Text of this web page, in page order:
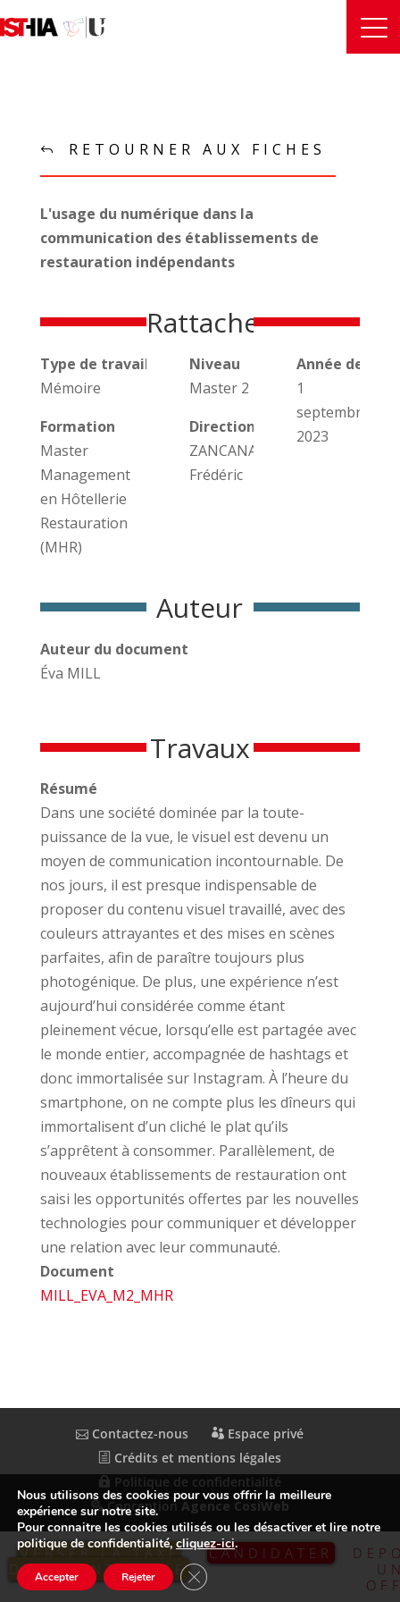
VERSER LA TAXE
D’APPRENTISSAGE
CANDIDATER
RETOURNER AUX FICHES
L'usage du numérique dans la
communication des établissements de
restauration indépendants
Rattachements
Type de travail universitaire
Mémoire
Formation
Master
Management
en Hôtellerie
Restauration
(MHR)
Niveau
Master 2
Direction des travaux
ZANCANARO
Frédéric
Année de
1
septembre
2023
Auteur
Auteur du document
Éva MILL
Travaux
Résumé
Dans une société dominée par la toute-
puissance de la vue, le visuel est devenu un
moyen de communication incontournable. De
nos jours, il est presque indispensable de
proposer du contenu visuel travaillé, avec des
couleurs attrayantes et des mises en scènes
parfaites, afin de paraître toujours plus
photogénique. De plus, une expérience n’est
aujourd’hui considérée comme étant
pleinement vécue, lorsqu’elle est partagée avec
le monde entier, accompagnée de hashtags et
donc immortalisée sur Instagram. À l’heure du
smartphone, on ne compte plus les dîneurs qui
immortalisent d’un cliché le plat qu’ils
s’apprêtent à consommer. Parallèlement, de
nouveaux établissements de restauration ont
saisi les opportunités offertes par les nouvelles
technologies pour communiquer et développer
une relation avec leur communauté.
Document
MILL_EVA_M2_MHR
Contactez-nous
Espace privé
Crédits et mentions légales
Politique de confidentialité
Conception Agence CosiWeb
Nous utilisons des cookies pour vous offrir la meilleure
expérience sur notre site.
Pour connaitre les cookies utilisés ou les désactiver et lire notre
politique de confidentialité,cliquez-ici.
Accepter Rejeter Fermer la bannière des cookies